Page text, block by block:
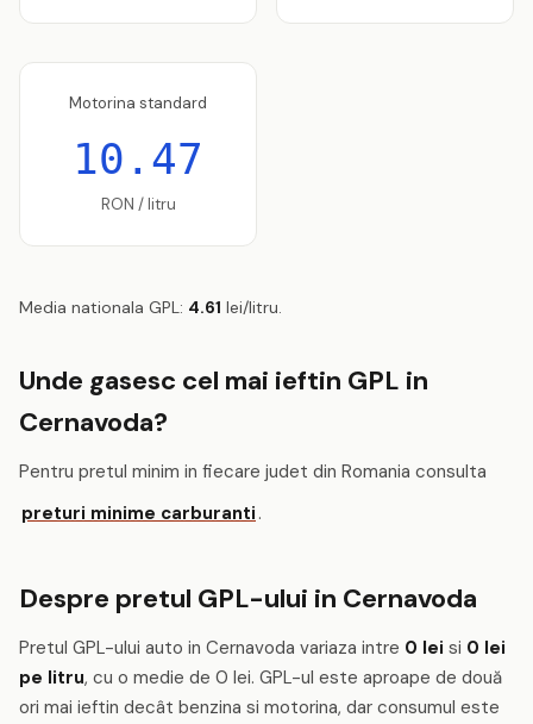
Motorina standard
10.47
RON / litru
Media nationala GPL: 4.61 lei/litru.
Unde gasesc cel mai ieftin GPL in
Cernavoda?
Pentru pretul minim in fiecare judet din Romania consulta
preturi minime carburanti .
Despre pretul GPL-ului in Cernavoda
Pretul GPL-ului auto in Cernavoda variaza intre 0 lei si 0 lei
pe litru, cu o medie de 0 lei. GPL-ul este aproape de două
ori mai ieftin decât benzina si motorina, dar consumul este